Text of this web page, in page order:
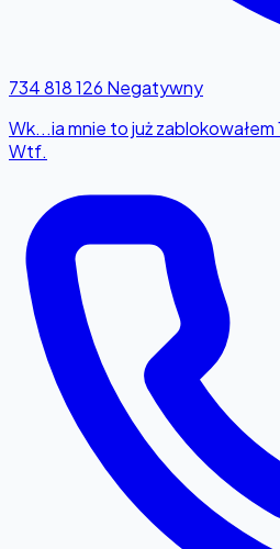
734 818 126 Negatywny
Wk...ia mnie to już
Wtf.